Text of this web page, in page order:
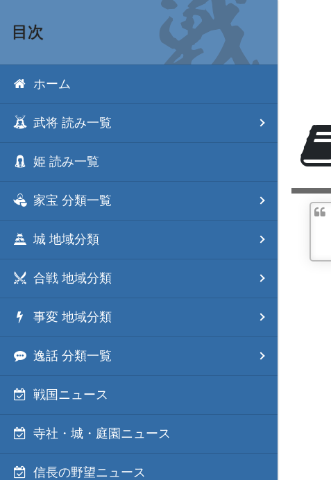
目次
ホーム
武将 読み一覧
姫 読み一覧
家宝 分類一覧
城 地域分類
合戦 地域分類
事変 地域分類
逸話 分類一覧
戦国ニュース
寺社・城・庭園ニュース
信長の野望ニュース